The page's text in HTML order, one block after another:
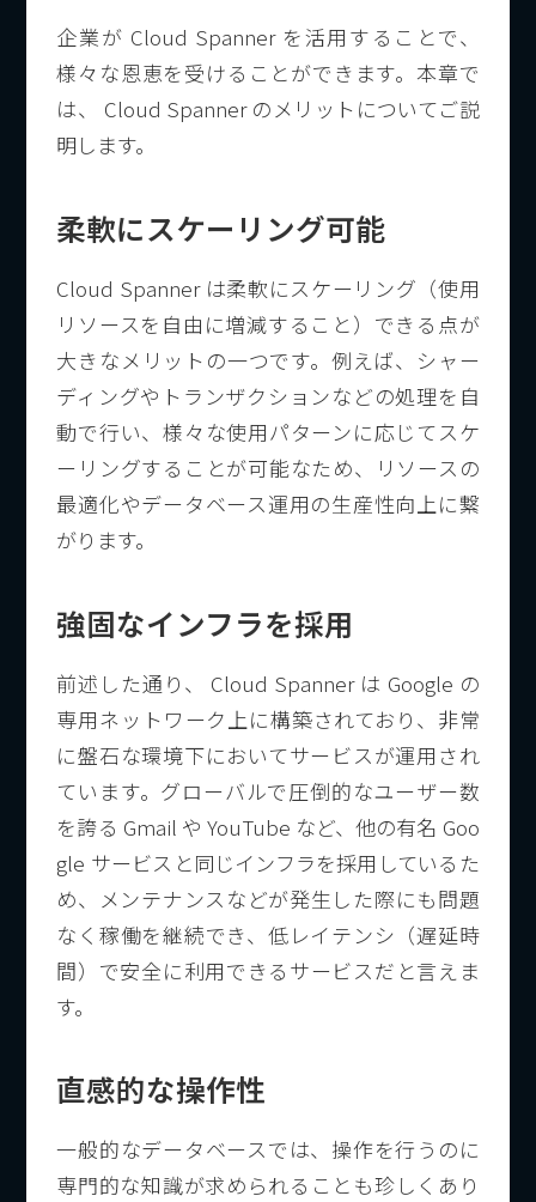
企業が Cloud Spanner を活用することで、
様々な恩恵を受けることができます。本章で
は、 Cloud Spanner のメリットについてご説
明します。
柔軟にスケーリング可能
Cloud Spanner は柔軟にスケーリング（使用
リソースを自由に増減すること）できる点が
大きなメリットの一つです。例えば、シャー
ディングやトランザクションなどの処理を自
動で行い、様々な使用パターンに応じてスケ
ーリングすることが可能なため、リソースの
最適化やデータベース運用の生産性向上に繋
がります。
強固なインフラを採用
前述した通り、 Cloud Spanner は Google の
専用ネットワーク上に構築されており、非常
に盤石な環境下においてサービスが運用され
ています。グローバルで圧倒的なユーザー数
を誇る Gmail や YouTube など、他の有名 Goo
gle サービスと同じインフラを採用しているた
め、メンテナンスなどが発生した際にも問題
なく稼働を継続でき、低レイテンシ（遅延時
間）で安全に利用できるサービスだと言えま
す。
直感的な操作性
一般的なデータベースでは、操作を行うのに
専門的な知識が求められることも珍しくあり